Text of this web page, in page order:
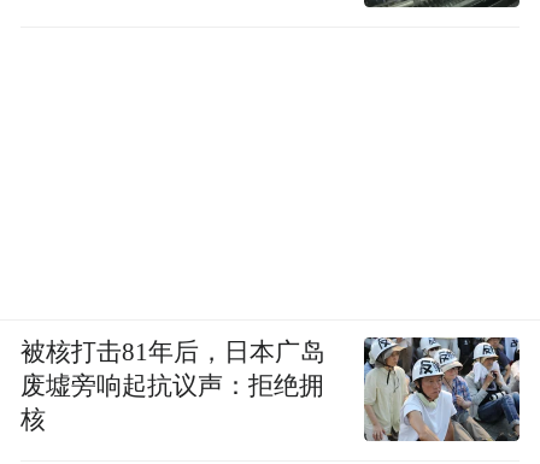
被核打击81年后，日本广岛
废墟旁响起抗议声：拒绝拥
核